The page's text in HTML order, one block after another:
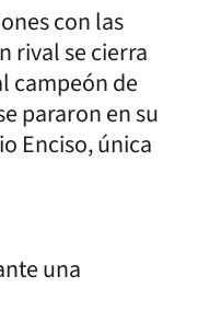
con las
rival se cierra
campeón de
pararon en su
Enciso, única
una